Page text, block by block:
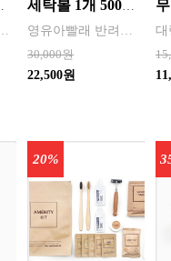
30,000원
22,500원
20%